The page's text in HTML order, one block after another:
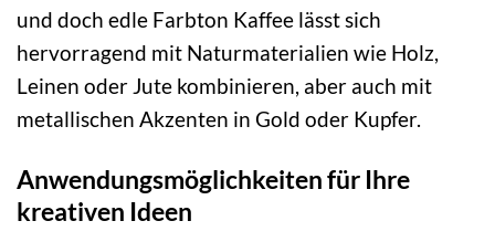
und doch edle Farbton Kaffee lässt sich
hervorragend mit Naturmaterialien wie Holz,
Leinen oder Jute kombinieren, aber auch mit
metallischen Akzenten in Gold oder Kupfer.
Anwendungsmöglichkeiten für Ihre
kreativen Ideen